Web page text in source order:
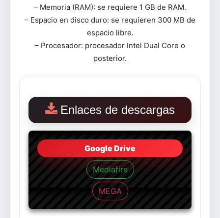
– Memoria (RAM): se requiere 1 GB de RAM.
– Espacio en disco duro: se requieren 300 MB de
espacio libre.
– Procesador: procesador Intel Dual Core o
posterior.
Enlaces de descargas
Google Drive
Mediafire
MEGA